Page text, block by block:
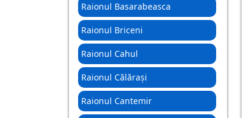
Raionul Basarabeasca
Raionul Briceni
Raionul Cahul
Raionul Călărași
Raionul Cantemir